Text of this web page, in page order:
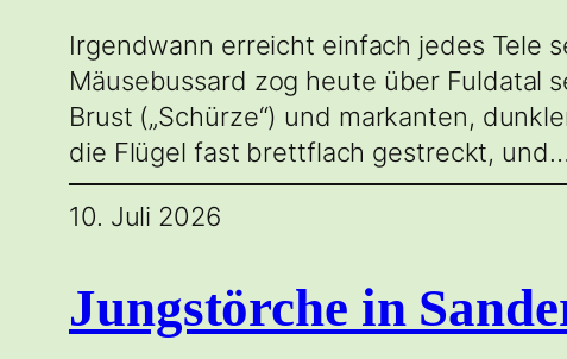
Irgendwann erreicht einfach jedes Tele
Mäusebussard zog heute über Fuldatal
Brust („Schürze“) und markanten,
die Flügel fast brettflach gestreckt,
10. Juli 2026
Jungstörche in